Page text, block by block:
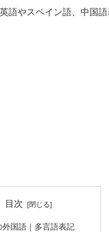
語やスペイン語、中国語
目次
外国語｜多言語表記